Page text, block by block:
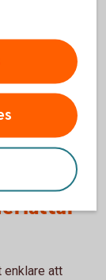
ansöka hos
att brevet
Processen
extra viktigt
enklare att